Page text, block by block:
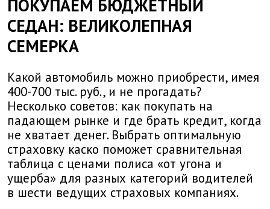
ПОКУПАЕМ БЮДЖЕТНЫЙ
СЕДАН: ВЕЛИКОЛЕПНАЯ
СЕМЕРКА
Какой автомобиль можно приобрести, имея
400-700 тыс. руб., и не прогадать?
Несколько советов: как покупать на
падающем рынке и где брать кредит, когда
не хватает денег. Выбрать оптимальную
страховку каско поможет сравнительная
таблица с ценами полиса «от угона и
ущерба» для разных категорий водителей
в шести ведущих страховых компаниях.